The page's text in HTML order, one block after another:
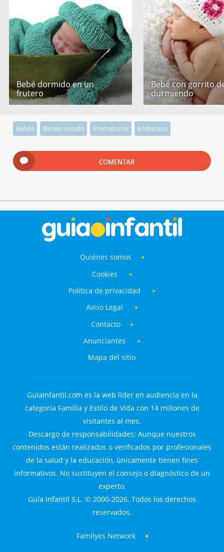
Bebé dormido en un
frutero
Bebé con gorrito
durmiendo
Bebés Recién nacido Prematuros Embarazo
COMENTAR
Quiénes somos
Cookies
Política de privacidad
Aviso Legal
Contacto
Anunciantes
Mapa del sitio
GuiaInfantil.com es la web líder en audiencia en la
categoría Familia y Estilo de Vida con 14 millones de
visitantes al mes.
Descargo de responsabilidades: Aunque nuestros
contenidos están realizados o verificados por profesionales
de la salud y la educación, únicamente tienen fines
informativos. No sustituyen el consejo o diagnóstico de un
experto.
Guía Infantil S.L. © 2000-2026. Todos los derechos
reservados.
Familyes Network